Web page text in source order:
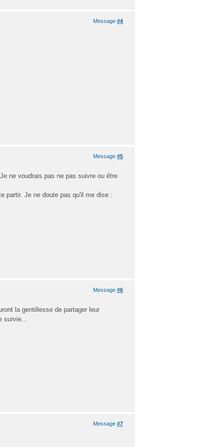
Message#4
Message#5
ne voudrais pas ne pas suivre ou être
partir. Je ne doute pas qu'il me dise :
Message#6
la gentillesse de partager leur
survie...
Message#7